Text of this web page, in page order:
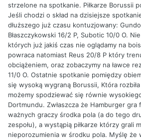
strzelone na spotkanie. Piłkarze Borussii
Jeśli chodzi o skład na dzisiejsze
dłuższego już czasu kontuzjowany:
Błaszczykowski 16/2 P, Subotic 10/0 O.
których już jakiś czas nie oglądamy na
powraca natomiast Reus 20/8 P który
obciążeniem, oraz zobaczymy na ławce
11/0 O. Ostatnie spotkanie pomiędzy
się wysoką wygraną Borussii, Która
możemy spodziewać się równie
Dortmundu. Zwłaszcza że Hamburger gra
ważnych graczy środka pola (a do tego
zespołu), a wystąpią piłkarze którzy grali
nieporozumienia w środku pola. Myślę że